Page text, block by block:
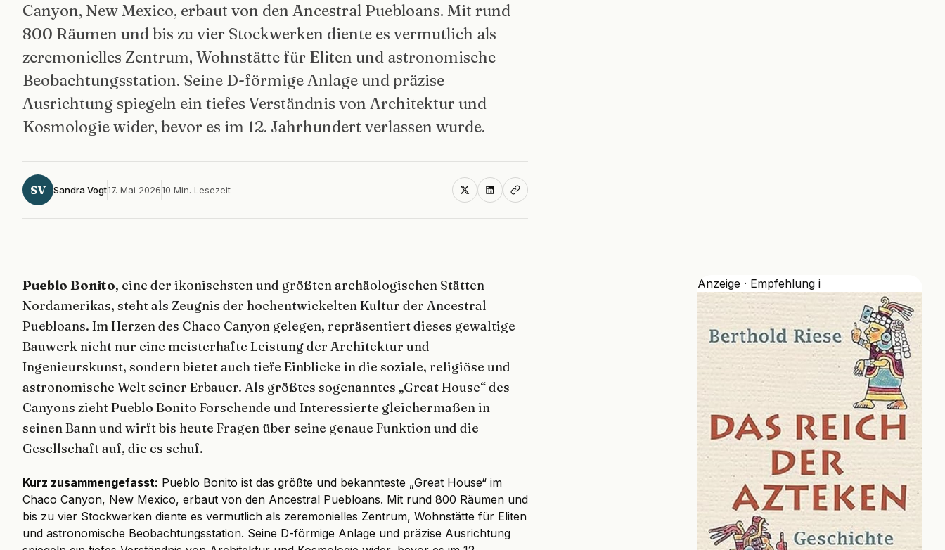
Canyon, New Mexico, erbaut von den Ancestral Puebloans. Mit rund
800 Räumen und bis zu vier Stockwerken diente es vermutlich als
zeremonielles Zentrum, Wohnstätte für Eliten und astronomische
Beobachtungsstation. Seine D-förmige Anlage und präzise
Ausrichtung spiegeln ein tiefes Verständnis von Architektur und
Kosmologie wider, bevor es im 12. Jahrhundert verlassen wurde.
SV Sandra Vogt17. Mai 202610 Min. Lesezeit
Pueblo Bonito, eine der ikonischsten und größten archäologischen Stätten
Nordamerikas, steht als Zeugnis der hochentwickelten Kultur der Ancestral
Puebloans. Im Herzen des Chaco Canyon gelegen, repräsentiert dieses gewaltige
Bauwerk nicht nur eine meisterhafte Leistung der Architektur und
Ingenieurskunst, sondern bietet auch tiefe Einblicke in die soziale, religiöse und
astronomische Welt seiner Erbauer. Als größtes sogenanntes „Great House“ des
Canyons zieht Pueblo Bonito Forschende und Interessierte gleichermaßen in
seinen Bann und wirft bis heute Fragen über seine genaue Funktion und die
Gesellschaft auf, die es schuf.
Kurz zusammengefasst: Pueblo Bonito ist das größte und bekannteste „Great House“ im
Chaco Canyon, New Mexico, erbaut von den Ancestral Puebloans. Mit rund 800 Räumen und
bis zu vier Stockwerken diente es vermutlich als zeremonielles Zentrum, Wohnstätte für Eliten
und astronomische Beobachtungsstation. Seine D-förmige Anlage und präzise Ausrichtung
Anzeige · Empfehlung i